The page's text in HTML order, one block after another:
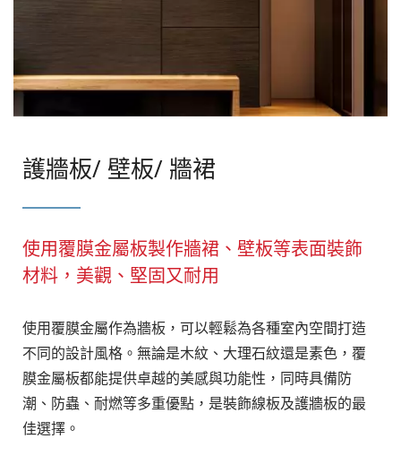
護牆板/ 壁板/ 牆裙
使用覆膜金屬板製作牆裙、壁板等表面裝飾
材料，美觀、堅固又耐用
使用覆膜金屬作為牆板，可以輕鬆為各種室內空間打造
不同的設計風格。無論是木紋、大理石紋還是素色，覆
膜金屬板都能提供卓越的美感與功能性，同時具備防
潮、防蟲、耐燃等多重優點，是裝飾線板及護牆板的最
佳選擇。